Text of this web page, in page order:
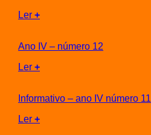
Ler +
Ano IV – número 12
Ler +
Informativo – ano IV número 11
Ler +